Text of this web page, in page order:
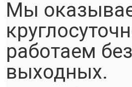
Мы
работаем без
выходных.